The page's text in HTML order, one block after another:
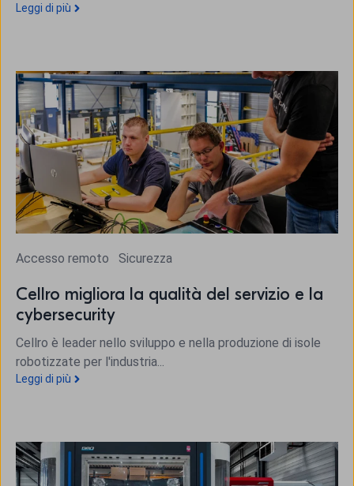
Leggi di più
Accesso remoto Sicurezza
Cellro migliora la qualità del servizio e la
cybersecurity
Cellro è leader nello sviluppo e nella produzione di isole
robotizzate per l'industria...
Leggi di più